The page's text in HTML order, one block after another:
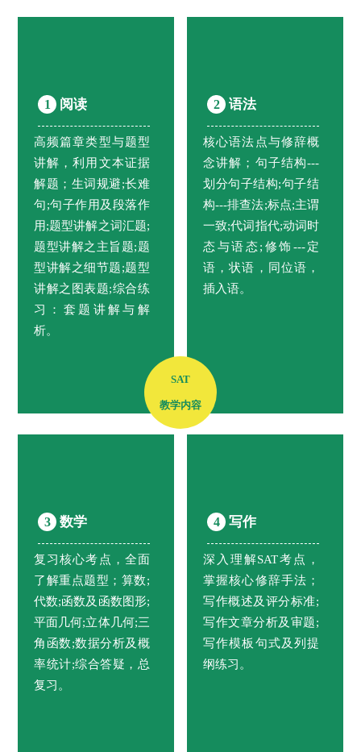
1 阅读
高频篇章类型与题型
讲解，利用文本证据
解题；生词规避;长难
句;句子作用及段落作
用;题型讲解之词汇题;
题型讲解之主旨题;题
型讲解之细节题;题型
讲解之图表题;综合练
习：套题讲解与解
析。
2 语法
核心语法点与修辞概
念讲解；句子结构---
划分句子结构;句子结
构---排查法;标点;主谓
一致;代词指代;动词时
态与语态;修饰---定
语，状语，同位语，
插入语。
3 数学
复习核心考点，全面
了解重点题型；算数;
代数;函数及函数图形;
平面几何;立体几何;三
角函数;数据分析及概
率统计;综合答疑，总
复习。
4 写作
深入理解SAT考点，
掌握核心修辞手法；
写作概述及评分标准;
写作文章分析及审题;
写作模板句式及列提
纲练习。
SAT
教学内容